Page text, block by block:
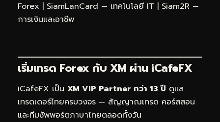
Forex
SiamLanCard — เทคโนโลยี IT
Siam2R —
การเงินและอาชีพ
เริ่มเทรด Forex กับ XM ผ่าน iCafeFX
iCafeFX เป็น XM VIP Partner กว่า 13 ปี ดูแล
เทรดเดอร์ไทยครบวงจร — สัญญาณเทรด คอร์สสอน
และทีมซัพพอร์ตภาษาไทยตลอดทั้งวัน